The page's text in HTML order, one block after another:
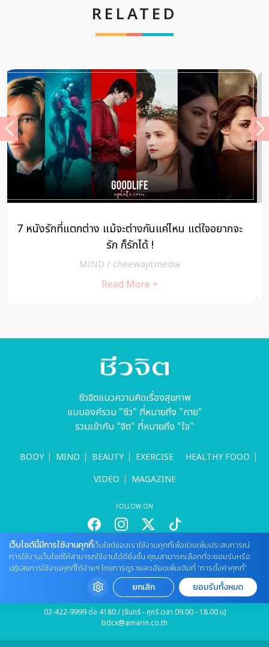
RELATED
ชีวิตนี้ชะตาลิขิต ดร.สุเมธ ตันติเวชกุล บันทึกช่วงชีวิต
ตลอด 7 รอบนักษัตร
NEWS/Riya
Read More +
ชีวจิตแนวความคิดเรื่องสุขภาพ
แบบองค์รวม "ชีว" ที่หมายถึง "กาย"
รวมเข้ากับ "จิต" ที่หมายถึง "ใจ"
BODY MIND BEAUTY EXERCISE
HEALTHY FOOD
VIDEO
MAGAZINE
FOLLOW ON
สนใจลงโฆษณากับเว็บไซต์
Tel : 085 661 4629 / (จันทร์ - ศุกร์ เวลา 09.00 - 18.00 น)
cheewajitmedia@gmail.com
ติดต่อแจ้งปัญหาหรือร้องเรียน
02-422-9999 ต่อ 4180 / (จันทร์ - ศุกร์ เวลา 09.00 - 18.00 น)
bdcx@amarin.co.th
เว็บไซต์นี้มีการใช้งานคุกกี้เว็บไซต์ของเราใช้งานคุกกี้เพื่อช่วยเพิ่มประสบการณ์
การใช้งานเว็บไซต์ให้สามารถใช้งานได้ดียิ่งขึ้น คุณสามารถเลือกที่จะยอมรับหรือ
ปฏิเสธการใช้งานคุกกี้ได้ง่ายๆ โดยการดูรายละเอียดเพิ่มเติมที่ “การตั้งค่าคุกกี้”
ยกเลิก ยอมรับทั้งหมด